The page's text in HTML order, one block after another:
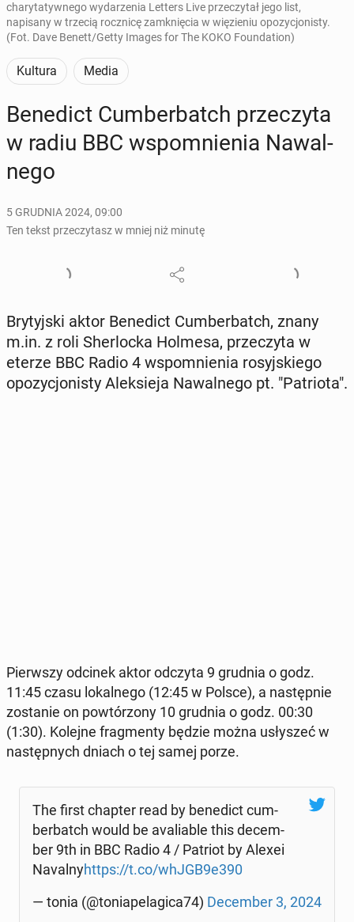
charytatywnego wydarzenia Letters Live przeczytał jego list,
napisany w trzecią rocznicę zamknięcia w więzieniu opozycjonisty.
(Fot. Dave Benett/Getty Images for The KOKO Foundation)
Kultura Media
Be­ne­dict Cum­ber­batch prze­czy­ta
w radiu BBC wspo­mnie­nia Na­wal­
ne­go
5 GRUDNIA 2024, 09:00
Ten tekst przeczytasz w mniej niż minutę
Bry­tyj­ski aktor Be­ne­dict Cum­ber­batch, znany
m.in. z roli Sher­loc­ka Holmesa, prze­czy­ta w
eterze BBC Radio 4 wspo­mnie­nia ro­syj­skie­go
opo­zy­cjo­ni­sty Alek­sie­ja Na­wal­ne­go pt. "Pa­trio­ta".
Pierw­szy odcinek aktor odczyta 9 grudnia o godz.
11:45 czasu lo­kal­ne­go (12:45 w Polsce), a na­stęp­nie
zo­sta­nie on po­wtó­rzo­ny 10 grudnia o godz. 00:30
(1:30). Kolejne frag­men­ty będzie można usły­szeć w
na­stęp­nych dniach o tej samej porze.
The first chapter read by be­ne­dict cum­
ber­batch would be ava­lia­ble this de­cem­
ber 9th in BBC Radio 4 / Patriot by Alexei
Navalnyhttps://t.co/whJGB9e390
— tonia (@to­nia­pe­la­gi­ca74) De­cem­ber 3, 2024